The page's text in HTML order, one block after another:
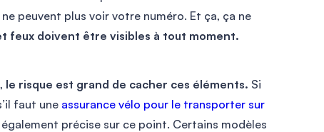
peuvent plus voir votre numéro. Et ça, ça ne
feux doivent être visibles à tout moment.
le risque est grand de cacher ces éléments. Si
faut une assurance vélo pour le transporter sur
précise sur ce point. Certains modèles